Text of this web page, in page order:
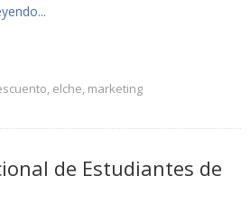
, elche, marketing
de Estudiantes de